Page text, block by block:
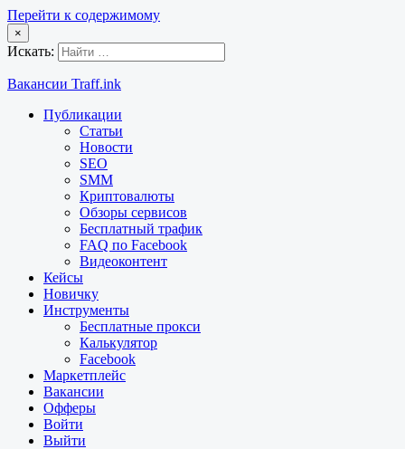
Перейти к содержимому
×
Искать:
Вакансии Traff.ink
Публикации
Статьи
Новости
SEO
SMM
Криптовалюты
Обзоры сервисов
Бесплатный трафик
FAQ по Facebook
Видеоконтент
Кейсы
Новичку
Инструменты
Бесплатные прокси
Калькулятор
Facebook
Маркетплейс
Вакансии
Офферы
Войти
Выйти